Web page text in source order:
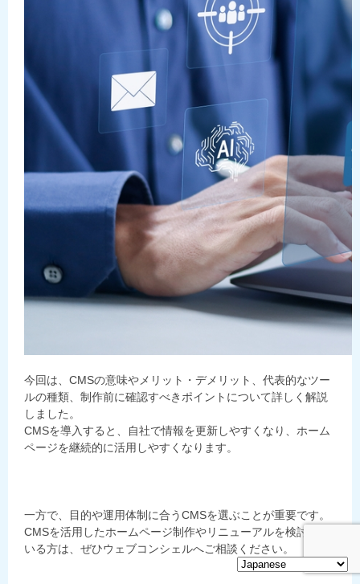
今回は、CMSの意味やメリット・デメリット、代表的なツー
ルの種類、制作前に確認すべきポイントについて詳しく解説
しました。
CMSを導入すると、自社で情報を更新しやすくなり、ホーム
ページを継続的に活用しやすくなります。
一方で、目的や運用体制に合うCMSを選ぶことが重要です。
CMSを活用したホームページ制作やリニューアルを検討して
いる方は、ぜひウェブコンシェルへご相談ください。